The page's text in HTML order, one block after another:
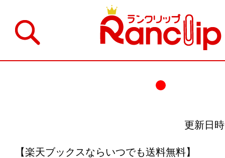
更新日
【楽天ブックスならいつでも送料無料】